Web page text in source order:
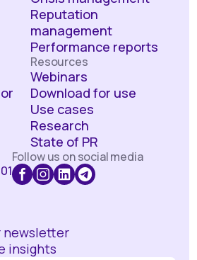
Reputation
management
Performance reports
Resources
Webinars
Download for use
Use cases
Research
State of PR
Follow us on social media
newsletter
insights